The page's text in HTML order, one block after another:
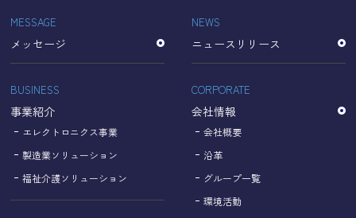
収集されたデータはGoogleのプライバシーポリシーにおい
て管理されます。
なお、当サイトのご利用をもって、上述の方法・目的にお
いてGoogle及び当サイトが行うデータ処理に関し、お客様
【Googleのプライバシーポリシー】
https://policies.google.com/privacy?hl=ja
https://policies.google.com/technologies/partner-sites?
hl=ja
個人情報に関するお問い合わせ窓口
MESSAGE
メッセージ
BUSINESS
事業紹介
エレクトロニクス事業
製造業ソリューション
福祉介護ソリューション
NEWS
ニュースリリース
CORPORATE
会社情報
会社概要
沿革
グループ一覧
環境活動